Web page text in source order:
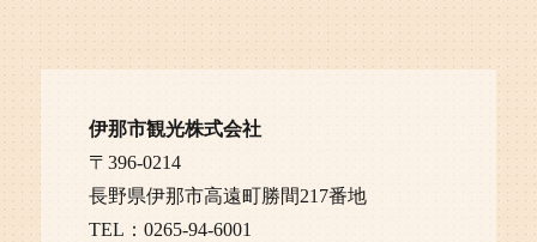
伊那市観光株式会社
〒396-0214
長野県伊那市高遠町勝間217番地
TEL：0265-94-6001